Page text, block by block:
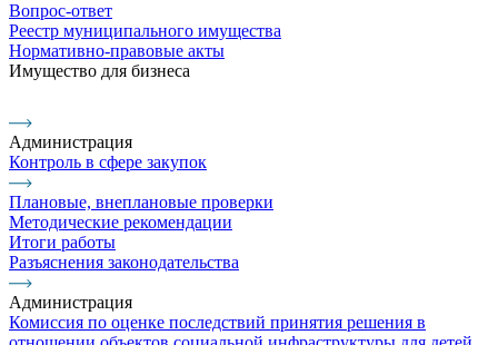
Вопрос-ответ
Реестр муниципального имущества
Нормативно-правовые акты
Имущество для бизнеса
Администрация
Контроль в сфере закупок
Плановые, внеплановые проверки
Методические рекомендации
Итоги работы
Разъяснения законодательства
Администрация
Комиссия по оценке последствий принятия решения в